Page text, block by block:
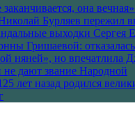
она
Бурляев пережил
выходки Сергея
Гришаевой: отказалась
няней», но впечатлила
дают звание Народной
лет назад родился